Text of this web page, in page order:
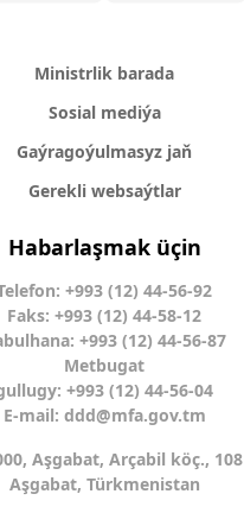
Ministrlik barada
Sosial mediýa
Gaýragoýulmasyz jaň
Gerekli websaýtlar
Habarlaşmak üçin
+993 (12) 44-56-92
Faks: +993 (12) 44-58-12
+993 (12) 44-56-87
Metbugat
+993 (12) 44-56-04
E-mail: ddd@mfa.gov.tm
Aşgabat, Arçabil köç., 108
Aşgabat, Türkmenistan